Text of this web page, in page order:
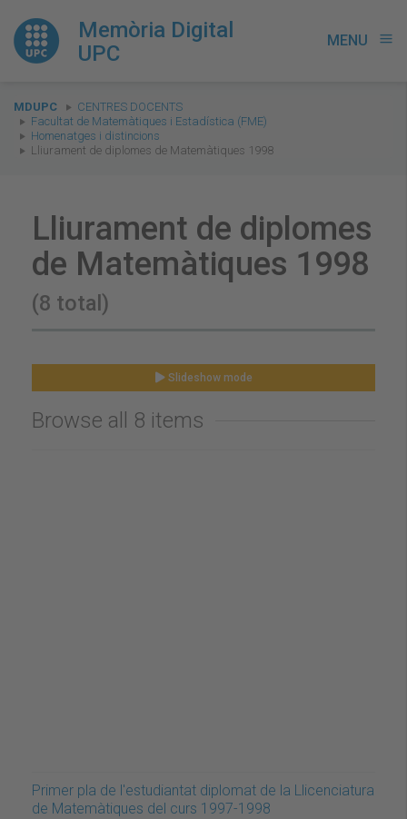
Memòria Digital
UPC
MENU menu
You
are
here:
MDUPC
CENTRES DOCENTS
Facultat de Matemàtiques i Estadística (FME)
Homenatges i distincions
Lliurament de diplomes de Matemàtiques 1998
Lliurament de diplomes
de Matemàtiques 1998
(8 total)
Slideshow mode
Browse all 8 items
Primer pla de l'estudiantat diplomat de la Llicenciatura
de Matemàtiques del curs 1997-1998